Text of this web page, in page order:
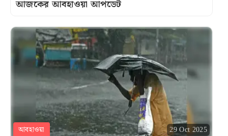
আজকের আবহাওয়া আপডেট
আবহাওয়া 29 Oct 2025